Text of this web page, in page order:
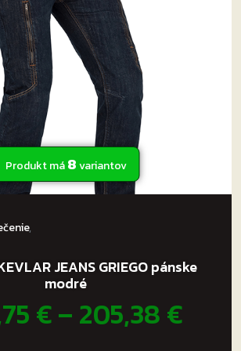
na
stránke
produktu.
Produkt má8variantov
,
JEANS GRIEGO pánske
modré
€–205,38€